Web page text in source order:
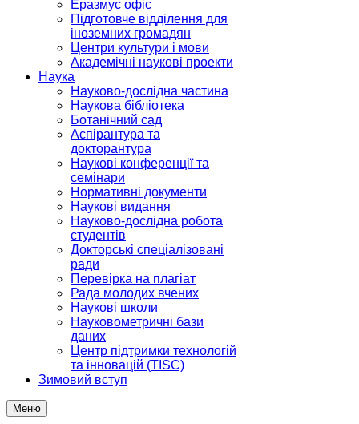
Еразмус офіс
Підготовче відділення для
іноземних громадян
Центри культури і мови
Академічні наукові проекти
Наука
Науково-дослідна частина
Наукова бібліотека
Ботанічний сад
Аспірантура та
докторантура
Наукові конференції та
семінари
Нормативні документи
Наукові видання
Науково-дослідна робота
студентів
Докторські спеціалізовані
ради
Перевірка на плагіат
Рада молодих вчених
Наукові школи
Науковометричні бази
даних
Центр підтримки технологій
та інновацій (TISC)
Зимовий вступ
Меню